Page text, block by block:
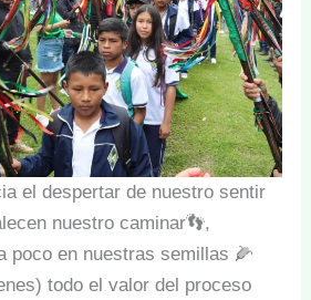
el despertar de nuestro sentir
nuestro caminar👣,
poco en nuestras semillas 🌽
todo el valor del proceso